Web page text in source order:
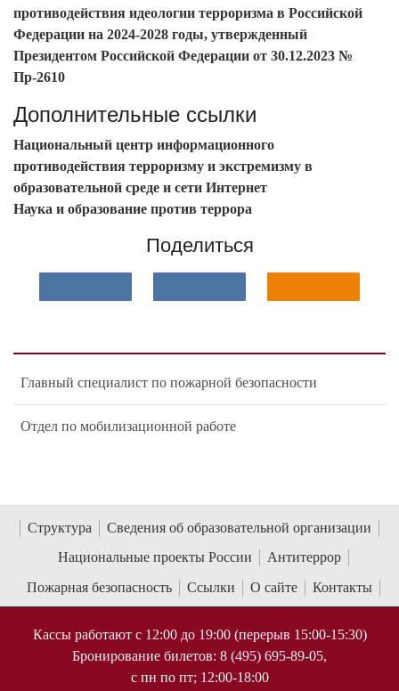
противодействия идеологии терроризма в Российской
Федерации на 2024-2028 годы, утвержденный
Президентом Российской Федерации от 30.12.2023 №
Пр-2610
Дополнительные ссылки
Национальный центр информационного
противодействия терроризму и экстремизму в
образовательной среде и сети Интернет
Наука и образование против террора
Поделиться
Главный специалист по пожарной безопасности
Отдел по мобилизационной работе
Структура
Сведения об образовательной организации
Национальные проекты России
Антитеррор
Пожарная безопасность
Ссылки О сайте Контакты
Кассы работают с 12:00 до 19:00 (перерыв 15:00-15:30)
Бронирование билетов: 8 (495) 695-89-05,
с пн по пт; 12:00-18:00